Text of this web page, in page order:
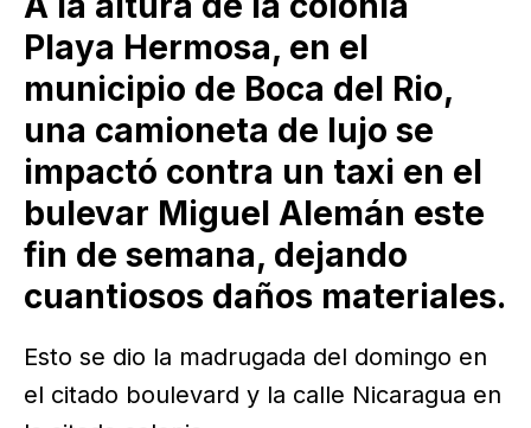
Playa Hermosa, en el
municipio de Boca del Rio,
una camioneta de lujo se
impactó contra un taxi en el
bulevar Miguel Alemán este
fin de semana, dejando
cuantiosos daños materiales.
Esto se dio la madrugada del domingo en
el citado boulevard y la calle Nicaragua en